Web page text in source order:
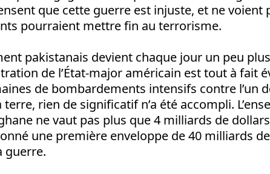
que cette guerre est injuste, et ne voient
pourraient mettre fin au terrorisme.
pakistanais devient chaque jour un peu
de l’État-major américain est tout à fait
de bombardements intensifs contre l’un
rien de significatif n’a été accompli.
ne vaut pas plus que 4 milliards de
une première enveloppe de 40 milliards
guerre.